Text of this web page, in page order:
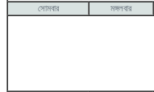
সোমবার মঙ্গলবার